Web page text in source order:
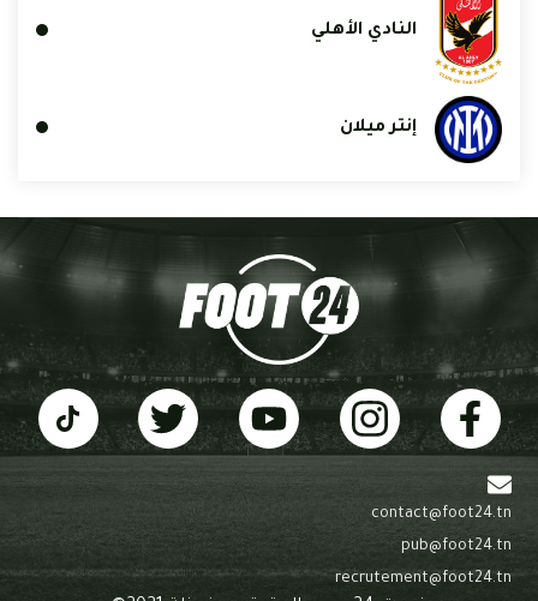
النادي الأهلي
إنتر ميلان
contact@foot24.tn
pub@foot24.tn
recrutement@foot24.tn